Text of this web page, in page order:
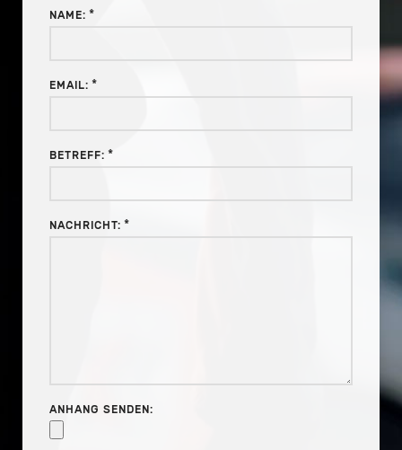
NAME: *
EMAIL: *
BETREFF: *
NACHRICHT: *
ANHANG SENDEN: